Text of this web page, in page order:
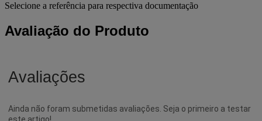
Selecione a referência para respectiva documentação
Avaliação do Produto